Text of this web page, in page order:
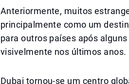
Anteriormente, muitos
principalmente como um
para outros países após
visivelmente nos últimos anos.
Dubai tornou-se um centro